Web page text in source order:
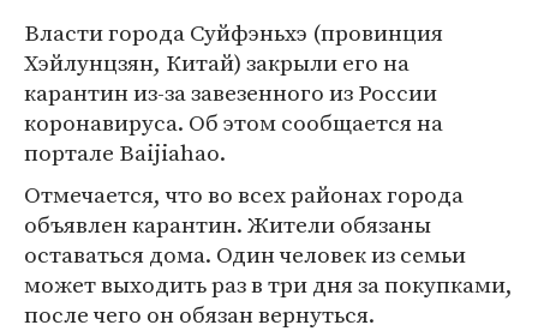
Власти города Суйфэньхэ (провинция
Хэйлунцзян, Китай) закрыли его на
карантин из-за завезенного из России
коронавируса. Об этом сообщается на
портале Baijiahao.
Отмечается, что во всех районах города
объявлен карантин. Жители обязаны
оставаться дома. Один человек из семьи
может выходить раз в три дня за покупками,
после чего он обязан вернуться.